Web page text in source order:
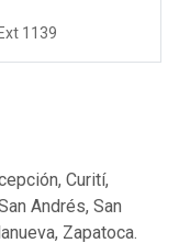
1139
Curití,
Andrés, San
Zapatoca.